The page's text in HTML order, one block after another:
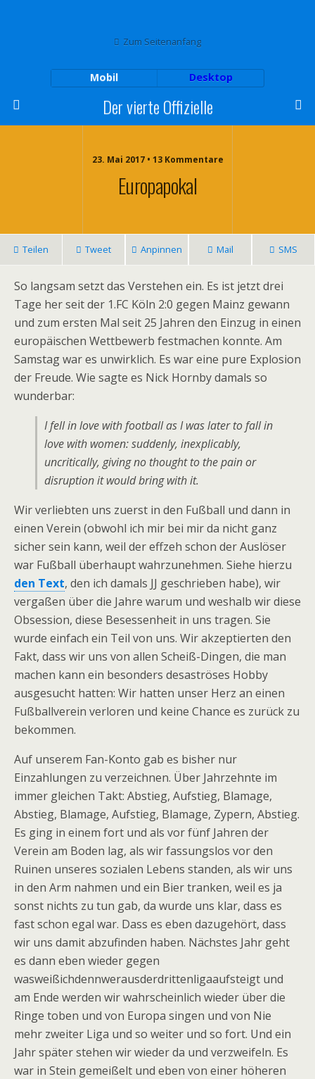
Zum Seitenanfang
Mobil Desktop
Der vierte Offizielle
23. Mai 2017 • 13 Kommentare
Europapokal
Teilen Tweet Anpinnen Mail SMS
So langsam setzt das Verstehen ein. Es ist jetzt drei
Tage her seit der 1.FC Köln 2:0 gegen Mainz gewann
und zum ersten Mal seit 25 Jahren den Einzug in einen
europäischen Wettbewerb festmachen konnte. Am
Samstag war es unwirklich. Es war eine pure Explosion
der Freude. Wie sagte es Nick Hornby damals so
wunderbar:
I fell in love with football as I was later to fall in
love with women: suddenly, inexplicably,
uncritically, giving no thought to the pain or
disruption it would bring with it.
Wir verliebten uns zuerst in den Fußball und dann in
einen Verein (obwohl ich mir bei mir da nicht ganz
sicher sein kann, weil der effzeh schon der Auslöser
war Fußball überhaupt wahrzunehmen. Siehe hierzu
den Text, den ich damals JJ geschrieben habe), wir
vergaßen über die Jahre warum und weshalb wir diese
Obsession, diese Besessenheit in uns tragen. Sie
wurde einfach ein Teil von uns. Wir akzeptierten den
Fakt, dass wir uns von allen Scheiß-Dingen, die man
machen kann ein besonders desaströses Hobby
ausgesucht hatten: Wir hatten unser Herz an einen
Fußballverein verloren und keine Chance es zurück zu
bekommen.
Auf unserem Fan-Konto gab es bisher nur
Einzahlungen zu verzeichnen. Über Jahrzehnte im
immer gleichen Takt: Abstieg, Aufstieg, Blamage,
Abstieg, Blamage, Aufstieg, Blamage, Zypern, Abstieg.
Es ging in einem fort und als vor fünf Jahren der
Verein am Boden lag, als wir fassungslos vor den
Ruinen unseres sozialen Lebens standen, als wir uns
in den Arm nahmen und ein Bier tranken, weil es ja
sonst nichts zu tun gab, da wurde uns klar, dass es
fast schon egal war. Dass es eben dazugehört, dass
wir uns damit abzufinden haben. Nächstes Jahr geht
es dann eben wieder gegen
wasweißichdennwerausderdrittenligaaufsteigt und
am Ende werden wir wahrscheinlich wieder über die
Ringe toben und von Europa singen und von Nie
mehr zweiter Liga und so weiter und so fort. Und ein
Jahr später stehen wir wieder da und verzweifeln. Es
war in Stein gemeißelt und eben von einer höheren